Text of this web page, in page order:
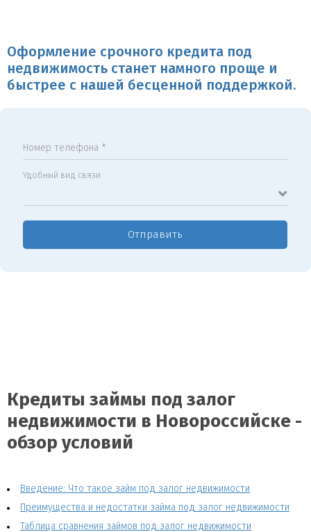
Оформление срочного кредита под
недвижимость станет намного проще и
быстрее с нашей бесценной поддержкой.
Номер телефона *
Удобный вид связи
Отправить
Кредиты займы под залог
недвижимости в Новороссийске -
обзор условий
Введение: Что такое займ под залог недвижимости
Преимущества и недостатки займа под залог недвижимости
Таблица сравнения займов под залог недвижимости